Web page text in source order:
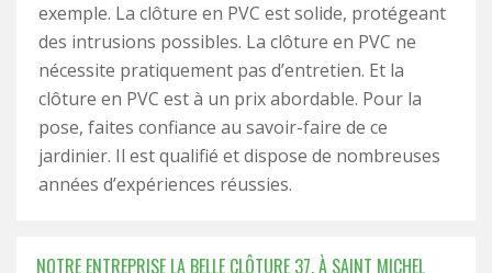
exemple. La clôture en PVC est solide, protégeant
des intrusions possibles. La clôture en PVC ne
nécessite pratiquement pas d’entretien. Et la
clôture en PVC est à un prix abordable. Pour la
pose, faites confiance au savoir-faire de ce
jardinier. Il est qualifié et dispose de nombreuses
années d’expériences réussies.
NOTRE ENTREPRISE LA BELLE CLÔTURE 37, À SAINT MICHEL